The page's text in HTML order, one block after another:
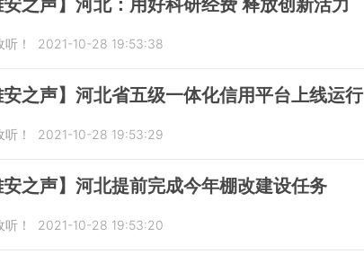
安之声】河北：用好科研经费 释放创新活力
！ 2021-10-28 19:53:38
安之声】河北省五级一体化信用平台上线运行
！ 2021-10-28 19:53:29
安之声】河北提前完成今年棚改建设任务
！ 2021-10-28 19:53:20